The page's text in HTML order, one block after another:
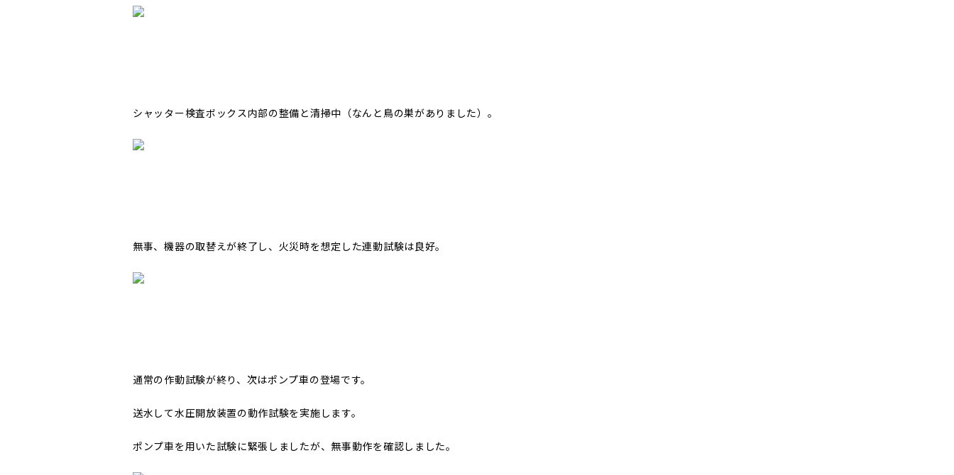
シャッター検査ボックス内部の整備と清掃中（なんと鳥の巣がありました）。
無事、機器の取替えが終了し、火災時を想定した連動試験は良好。
通常の作動試験が終り、次はポンプ車の登場です。
送水して水圧開放装置の動作試験を実施します。
ポンプ車を用いた試験に緊張しましたが、無事動作を確認しました。